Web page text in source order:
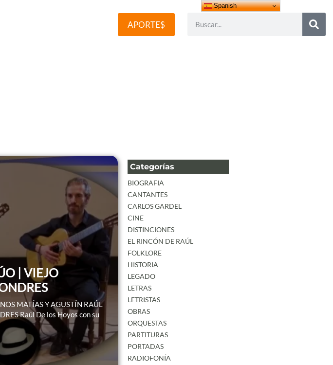
APORTE$
| VIEJO
MATÍAS Y AGUSTÍN RAÚL
Raúl De los Hoyos con su
Categorías
BIOGRAFIA
CANTANTES
CARLOS GARDEL
CINE
DISTINCIONES
EL RINCÓN DE RAÚL
FOLKLORE
HISTORIA
LEGADO
LETRAS
LETRISTAS
OBRAS
ORQUESTAS
PARTITURAS
PORTADAS
RADIOFONÍA
Spanish